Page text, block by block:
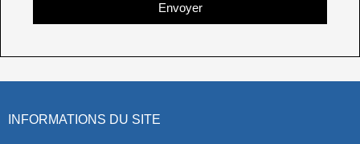
Envoyer
INFORMATIONS DU SITE